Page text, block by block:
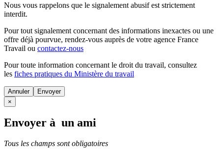
Nous vous rappelons que le signalement abusif est strictement
interdit.
Pour tout signalement concernant des informations inexactes ou une
offre déjà pourvue, rendez-vous auprès de votre agence France
Travail ou contactez-nous
Pour toute information concernant le droit du travail, consultez
les fiches pratiques du Ministère du travail
Annuler
×
Envoyer à un ami
Tous les champs sont obligatoires